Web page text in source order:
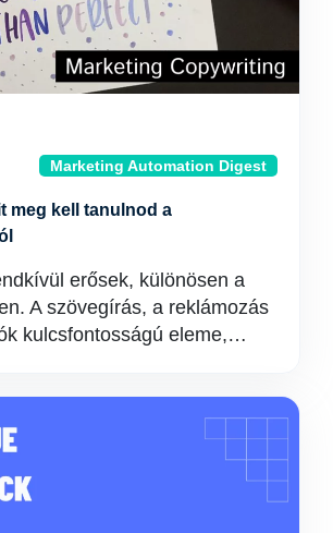
Marketing Automation Digest
meg kell tanulnod a
erősek, különösen a
A szövegírás, a reklámozás
kulcsfontosságú eleme,…